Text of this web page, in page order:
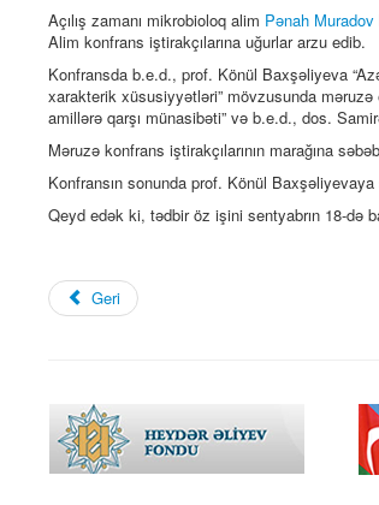
Açılış zamanı mikrobioloq alim Pənah Muradov
Alim konfrans iştirakçılarına uğurlar arzu edib.
Konfransda b.e.d., prof. Könül Baxşəliyeva
xarakterik xüsusiyyətləri” mövzusunda məruzə
amillərə qarşı münasibəti” və b.e.d., dos.
Məruzə konfrans iştirakçılarının marağına
Konfransın sonunda prof. Könül
Qeyd edək ki, tədbir öz işini sentyabrın 18-də
Geri